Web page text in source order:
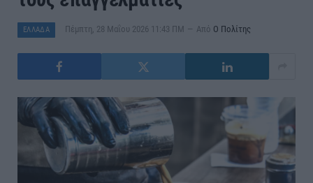
ΕΛΛΑΔΑ Πέμπτη, 28 Μαΐου 2026 11:43 ΠΜ Από Ο Πολίτης